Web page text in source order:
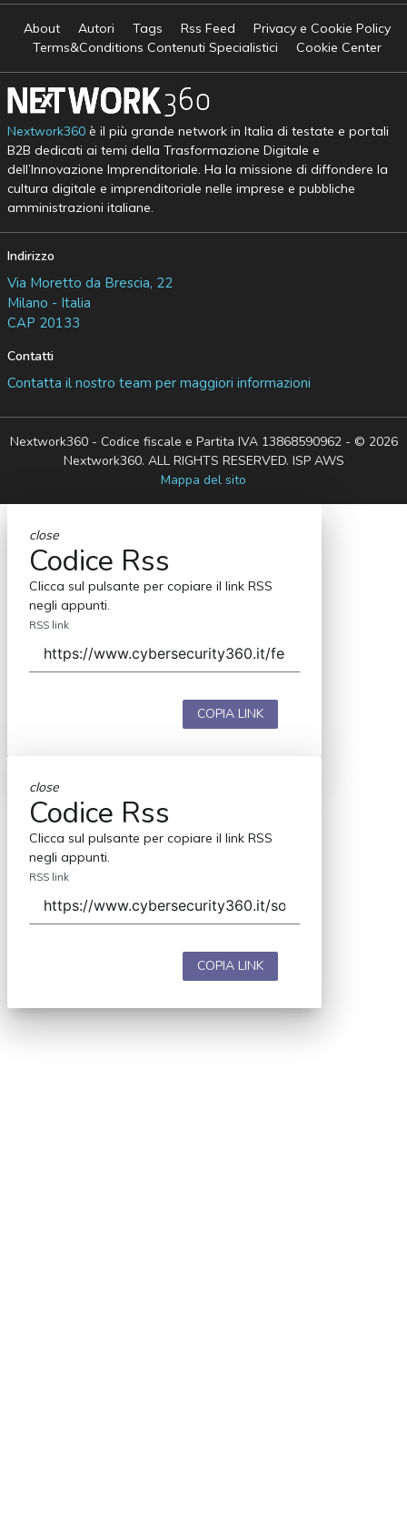
About Autori Tags Rss Feed
Privacy e Cookie Policy
Terms&Conditions Contenuti Specialistici
Cookie Center
Nextwork360è il più grande network in Italia di testate e portali
B2B dedicati ai temi della Trasformazione Digitale e
dell’Innovazione Imprenditoriale. Ha la missione di diffondere la
cultura digitale e imprenditoriale nelle imprese e pubbliche
amministrazioni italiane.
Indirizzo
Via Moretto da Brescia, 22
Milano - Italia
CAP 20133
Contatti
Contatta il nostro team per maggiori informazioni
Nextwork360 - Codice fiscale e Partita IVA 13868590962 - © 2026
Nextwork360. ALL RIGHTS RESERVED. ISP AWS
Mappa del sito
close
Codice Rss
Clicca sul pulsante per copiare il link RSS
negli appunti.
RSS link
COPIA LINK
close
Codice Rss
Clicca sul pulsante per copiare il link RSS
negli appunti.
RSS link
COPIA LINK